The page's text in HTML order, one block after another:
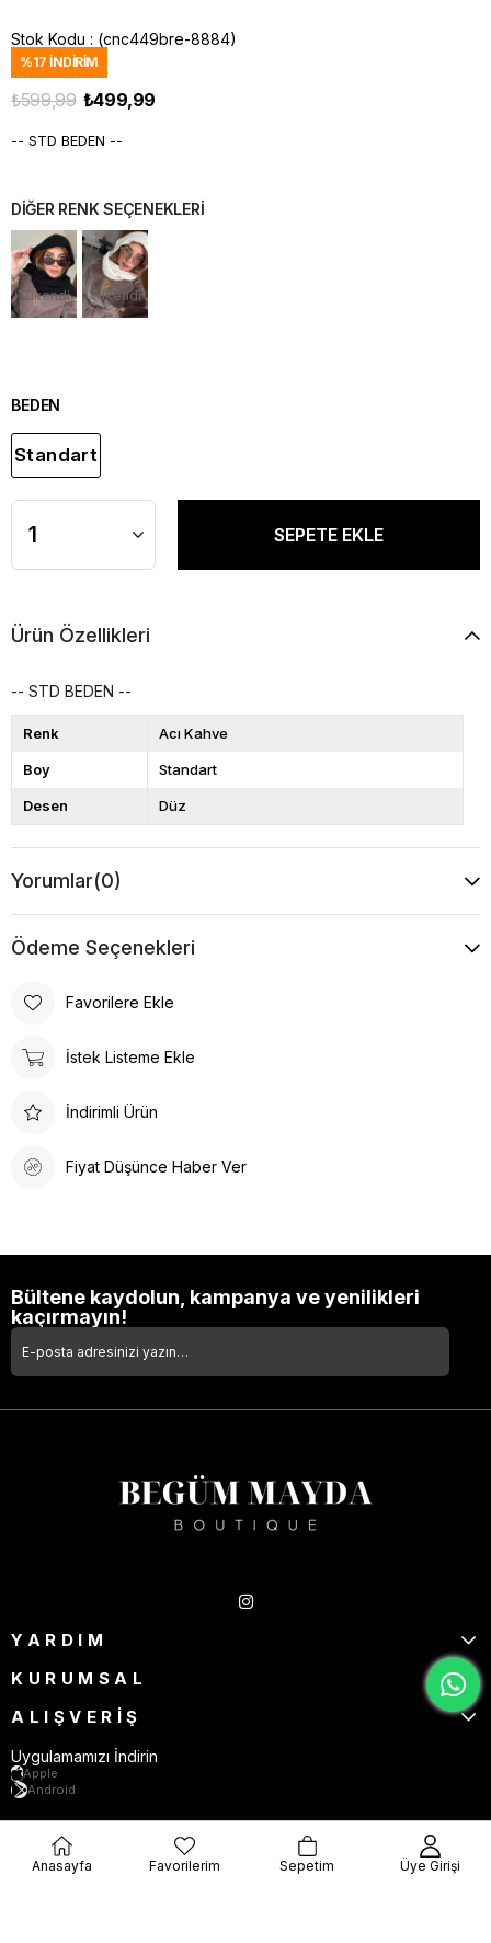
Stok Kodu (cnc449bre-8884)
%17 İNDIRIM
₺599,99 ₺499,99
-- STD BEDEN --
DİĞER RENK SEÇENEKLERİ
Tükendi Tükendi
BEDEN
Standart
Ürün Özellikleri
-- STD BEDEN --
Renk Acı Kahve
Boy Standart
Desen Düz
Yorumlar(0)
Ödeme Seçenekleri
Favorilere Ekle
İstek Listeme Ekle
İndirimli Ürün
Fiyat Düşünce Haber Ver
Bültene kaydolun, kampanya ve yenilikleri
kaçırmayın!
YARDIM
KURUMSAL
ALIŞVERİŞ
Uygulamamızı İndirin
Apple
Android
Anasayfa Favorilerim Sepetim Üye Girişi